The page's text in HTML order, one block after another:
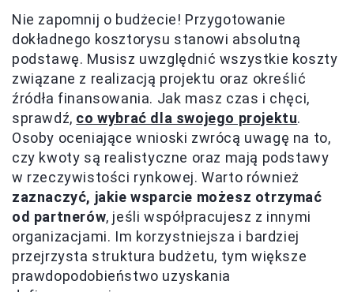
Nie zapomnij o budżecie! Przygotowanie
dokładnego kosztorysu stanowi absolutną
podstawę. Musisz uwzględnić wszystkie koszty
związane z realizacją projektu oraz określić
źródła finansowania. Jak masz czas i chęci,
sprawdź, co wybrać dla swojego projektu.
Osoby oceniające wnioski zwrócą uwagę na to,
czy kwoty są realistyczne oraz mają podstawy
w rzeczywistości rynkowej. Warto również
zaznaczyć, jakie wsparcie możesz otrzymać
od partnerów, jeśli współpracujesz z innymi
organizacjami. Im korzystniejsza i bardziej
przejrzysta struktura budżetu, tym większe
prawdopodobieństwo uzyskania